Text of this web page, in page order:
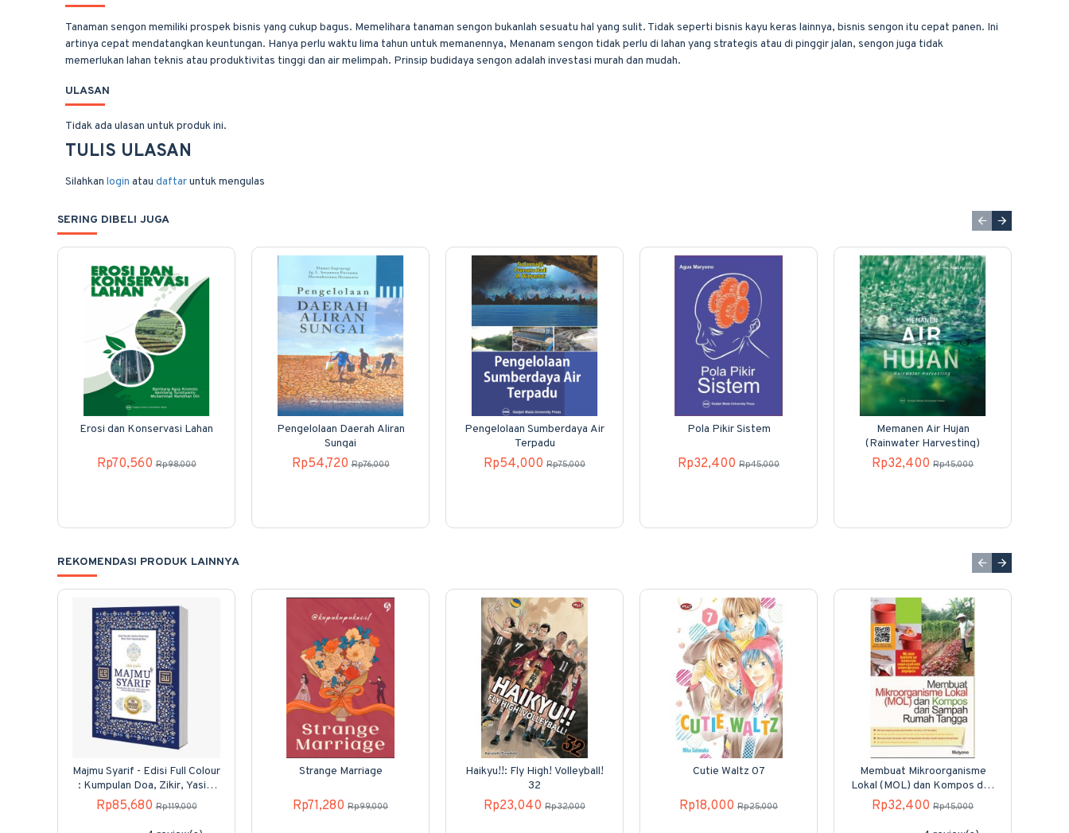
Tanaman sengon memiliki prospek bisnis yang cukup bagus. Memelihara tanaman sengon bukanlah sesuatu hal yang sulit. Tidak seperti bisnis kayu keras lainnya, bisnis sengon itu cepat panen. Ini
artinya cepat mendatangkan keuntungan. Hanya perlu waktu lima tahun untuk memanennya, Menanam sengon tidak perlu di lahan yang strategis atau di pinggir jalan, sengon juga tidak
memerlukan lahan teknis atau produktivitas tinggi dan air melimpah. Prinsip budidaya sengon adalah investasi murah dan mudah.
ULASAN
Tidak ada ulasan untuk produk ini.
TULIS ULASAN
Silahkan login atau daftaruntuk mengulas
SERING DIBELI JUGA
Erosi dan Konservasi Lahan
Rp70,560 Rp98,000
Pengelolaan Daerah Aliran
Sungai
Rp54,720 Rp76,000
Pengelolaan Sumberdaya Air
Terpadu
Rp54,000 Rp75,000
Pola Pikir Sistem
Rp32,400 Rp45,000
Memanen Air Hujan
(Rainwater Harvesting)
Rp32,400 Rp45,000
REKOMENDASI PRODUK LAINNYA
Majmu Syarif - Edisi Full Colour
: Kumpulan Doa, Zikir, Yasin,
Tahlil, Surah-surah
Rp85,680 Rp119,000
Strange Marriage
Rp71,280 Rp99,000
Haikyu!!: Fly High! Volleyball!
32
Rp23,040 Rp32,000
Cutie Waltz 07
Rp18,000 Rp25,000
Membuat Mikroorganisme
Lokal (MOL) dan Kompos dari
Sampah Rumah Tangga
Rp32,400 Rp45,000